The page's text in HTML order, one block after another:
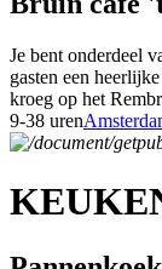
Je bent onderdeel
gasten een
kroeg op het
9-38 uren